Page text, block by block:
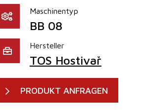
Maschinentyp
BB 08
Hersteller
TOS Hostivař
PRODUKT ANFRAGEN